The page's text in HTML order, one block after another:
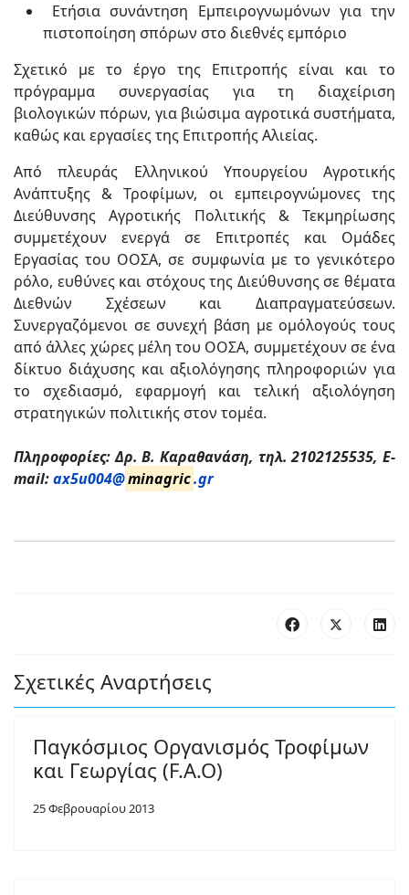
Ετήσια συνάντηση Εμπειρογνωμόνων για την
πιστοποίηση σπόρων στο διεθνές εμπόριο
Σχετικό με το έργο της Επιτροπής είναι και το
πρόγραμμα συνεργασίας για τη διαχείριση
βιολογικών πόρων, για βιώσιμα αγροτικά συστήματα,
καθώς και εργασίες της Επιτροπής Αλιείας.
Από πλευράς Ελληνικού Υπουργείου Αγροτικής
Ανάπτυξης & Τροφίμων, οι εμπειρογνώμονες της
Διεύθυνσης Αγροτικής Πολιτικής & Τεκμηρίωσης
συμμετέχουν ενεργά σε Επιτροπές και Ομάδες
Εργασίας του ΟΟΣΑ, σε συμφωνία με το γενικότερο
ρόλο, ευθύνες και στόχους της Διεύθυνσης σε θέματα
Διεθνών Σχέσεων και Διαπραγματεύσεων.
Συνεργαζόμενοι σε συνεχή βάση με ομόλογούς τους
από άλλες χώρες μέλη του ΟΟΣΑ, συμμετέχουν σε ένα
δίκτυο διάχυσης και αξιολόγησης πληροφοριών για
το σχεδιασμό, εφαρμογή και τελική αξιολόγηση
στρατηγικών πολιτικής στον τομέα.
Πληροφορίες: Δρ. Β. Καραθανάση, τηλ. 2102125535, E-
mail:ax5u004@minagric.gr
Σχετικές Αναρτήσεις
Παγκόσμιος Οργανισμός Τροφίμων
και Γεωργίας (F.A.O)
25 Φεβρουαρίου 2013